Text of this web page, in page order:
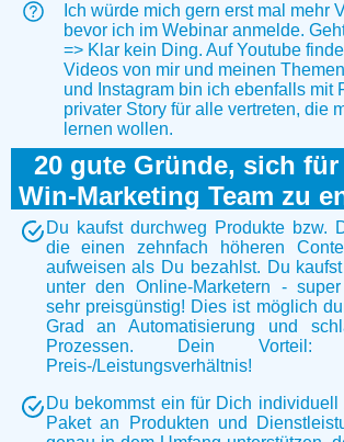
Ich würde mich gern erst mal mehr
bevor ich im Webinar anmelde.
=> Klar kein Ding. Auf Youtube
Videos von mir und meinen
und Instagram bin ich ebenfalls mit
privater Story für alle vertreten, die
lernen wollen.
20 gute Gründe, sich
Win-Marketing Team zu
Du kaufst durchweg Produkte bzw.
die einen zehnfach höheren
aufweisen als Du bezahlst. Du
unter den Online-Marketern -
sehr preisgünstig! Dies ist möglich
Grad an Automatisierung und
Prozessen. Dein Vorteil:
Preis-/Leistungsverhältnis!
Du bekommst ein für Dich individuell
Paket an Produkten und